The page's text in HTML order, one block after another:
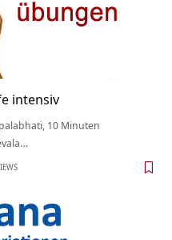
intensiv
10 Minuten